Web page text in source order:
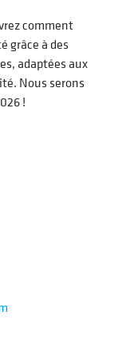
comment
grâce à des
adaptées aux
Nous serons
!